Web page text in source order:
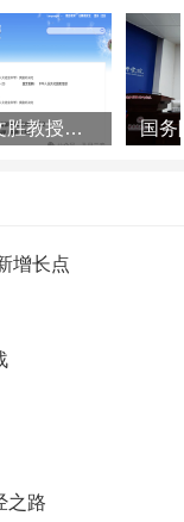
喜报｜陈文胜教授团队荣获第十届教育部科学研究优秀成果奖（人文
增长点
之路